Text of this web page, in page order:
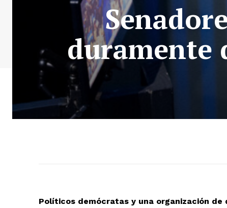
duramente
Políticos demócratas y una organización